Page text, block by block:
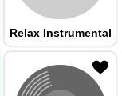
Relax Instrumental